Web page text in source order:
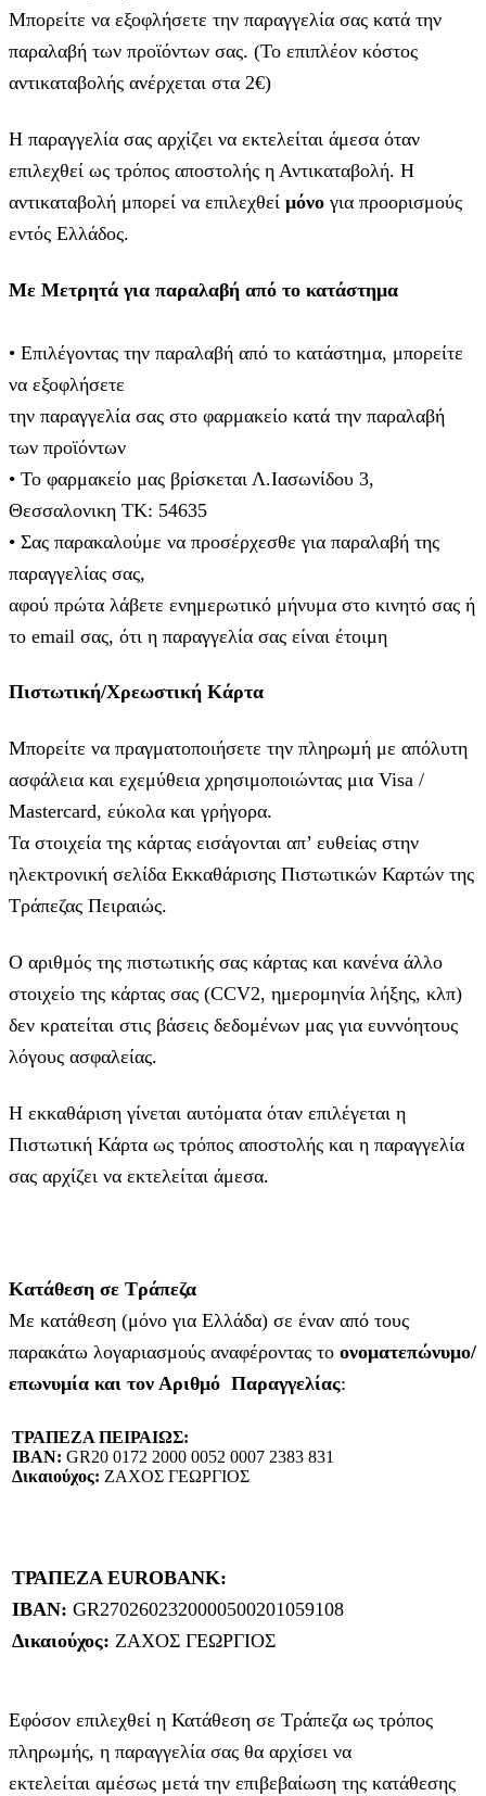
Μπορείτε να εξοφλήσετε την παραγγελία σας κατά την
παραλαβή των προϊόντων σας. (Το επιπλέον κόστος
αντικαταβολής ανέρχεται στα 2€)
Η παραγγελία σας αρχίζει να εκτελείται άμεσα όταν
επιλεχθεί ως τρόπος αποστολής η Αντικαταβολή. Η
αντικαταβολή μπορεί να επιλεχθεί μόνο για προορισμούς
εντός Ελλάδος.
Με Μετρητά για παραλαβή από το κατάστημα
• Επιλέγοντας την παραλαβή από το κατάστημα, μπορείτε
να εξοφλήσετε
την παραγγελία σας στο φαρμακείο κατά την παραλαβή
των προϊόντων
• Το φαρμακείο μας βρίσκεται Λ.Ιασωνίδου 3,
Θεσσαλονικη ΤΚ: 54635
• Σας παρακαλούμε να προσέρχεσθε για παραλαβή της
παραγγελίας σας,
αφού πρώτα λάβετε ενημερωτικό μήνυμα στο κινητό σας ή
το email σας, ότι η παραγγελία σας είναι έτοιμη
Πιστωτική/Χρεωστική Κάρτα
Μπορείτε να πραγματοποιήσετε την πληρωμή με απόλυτη
ασφάλεια και εχεμύθεια χρησιμοποιώντας μια Visa /
Mastercard, εύκολα και γρήγορα.
Τα στοιχεία της κάρτας εισάγoνται απ’ ευθείας στην
ηλεκτρονική σελίδα Εκκαθάρισης Πιστωτικών Καρτών της
Τράπεζας Πειραιώς.
Ο αριθμός της πιστωτικής σας κάρτας και κανένα άλλο
στοιχείο της κάρτας σας (CCV2, ημερομηνία λήξης, κλπ)
δεν κρατείται στις βάσεις δεδομένων μας για ευννόητους
λόγους ασφαλείας.
Η εκκαθάριση γίνεται αυτόματα όταν επιλέγεται η
Πιστωτική Κάρτα ως τρόπος αποστολής και η παραγγελία
σας αρχίζει να εκτελείται άμεσα.
Κατάθεση σε Τράπεζα
Με κατάθεση (μόνο για Ελλάδα) σε έναν από τους
παρακάτω λογαριασμούς αναφέροντας το ονοματεπώνυμο/
επωνυμία και τον Αριθμό Παραγγελίας:
ΤΡΑΠΕΖΑ ΠΕΙΡΑΙΩΣ:
IBAN: GR20 0172 2000 0052 0007 2383 831
Δικαιούχος: ΖΑΧΟΣ ΓΕΩΡΓΙΟΣ
ΤΡΑΠΕΖΑ EUROBANK:
IBAN: GR2702602320000500201059108
Δικαιούχος: ΖΑΧΟΣ ΓΕΩΡΓΙΟΣ
Εφόσον επιλεχθεί η Κατάθεση σε Τράπεζα ως τρόπος
πληρωμής, η παραγγελία σας θα αρχίσει να
εκτελείται αμέσως μετά την επιβεβαίωση της κατάθεσης